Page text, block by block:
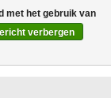
Verlanglijst
met het gebruik van
verbergen